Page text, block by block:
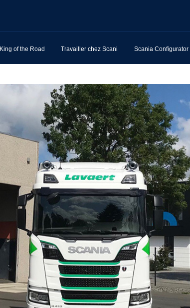
King of the Road Travailler chez Scania Scania Configurator